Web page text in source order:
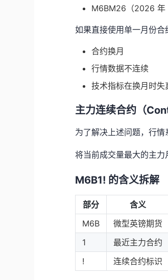
M6BM26（2026 年
如果直接使用单一月份合
合约换月
行情数据不连续
技术指标在换月时失
主力连续合约（
为了解决上述问题，行
将当前成交量最大的主力
M6B1! 的含义拆解
部分
含义
M6B
微型英镑期货
1
最近主力合约
!
连续合约标识